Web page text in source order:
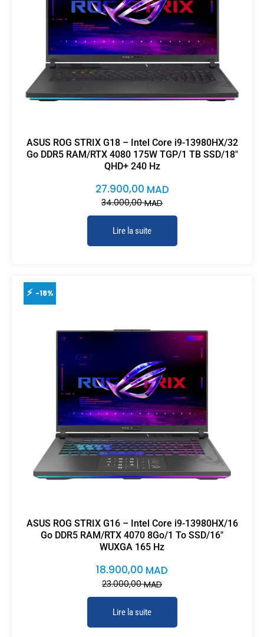
ASUS ROG STRIX G18 – Intel Core i9-13980HX/32
Go DDR5 RAM/RTX 4080 175W TGP/1 TB SSD/18″
QHD+ 240 Hz
34.000,00MAD
27.900,00 MAD
Lire la suite
-18%
ASUS ROG STRIX G16 – Intel Core i9-13980HX/16
Go DDR5 RAM/RTX 4070 8Go/1 To SSD/16″
WUXGA 165 Hz
23.000,00MAD
18.900,00 MAD
Lire la suite